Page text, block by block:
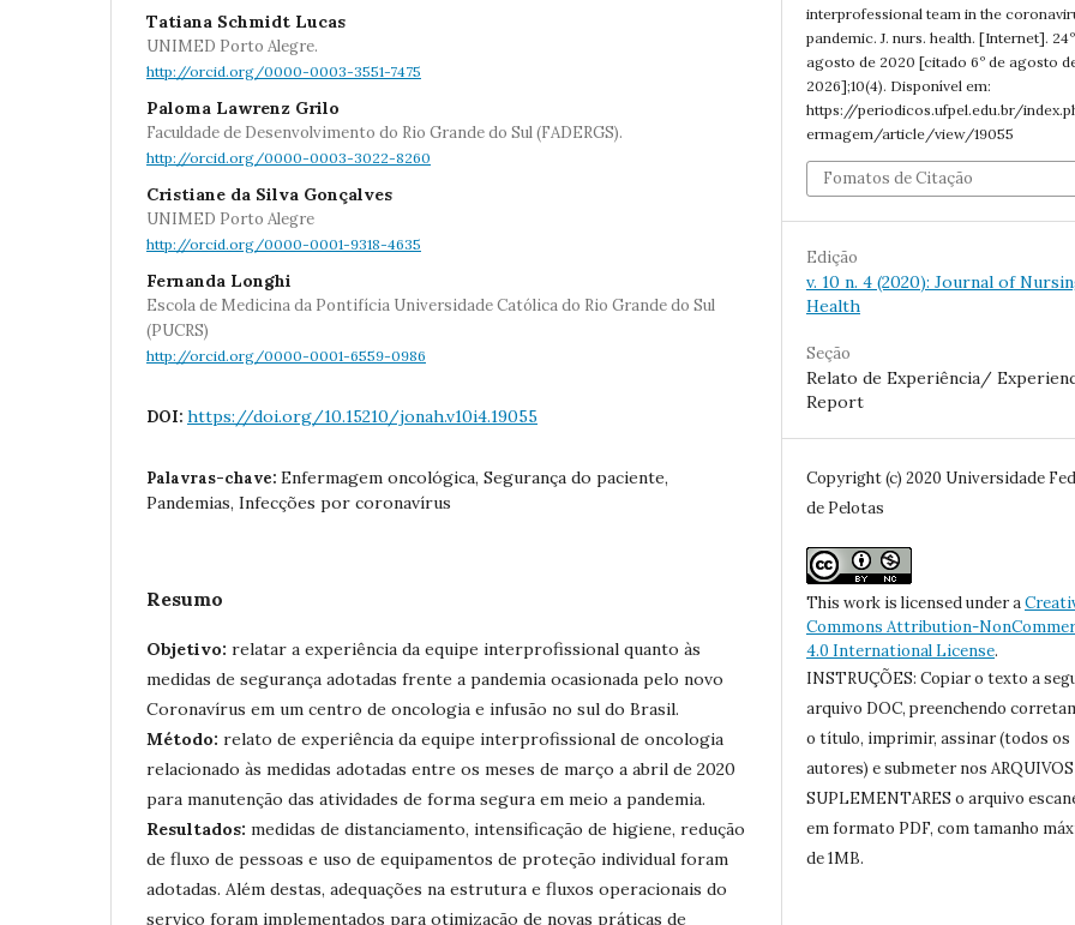
Tatiana Schmidt Lucas
UNIMED Porto Alegre.
http://orcid.org/0000-0003-3551-7475
Paloma Lawrenz Grilo
Faculdade de Desenvolvimento do Rio Grande do Sul (FADERGS).
http://orcid.org/0000-0003-3022-8260
Cristiane da Silva Gonçalves
UNIMED Porto Alegre
http://orcid.org/0000-0001-9318-4635
Fernanda Longhi
Escola de Medicina da Pontifícia Universidade Católica do Rio Grande do Sul
(PUCRS)
http://orcid.org/0000-0001-6559-0986
DOI: https://doi.org/10.15210/jonah.v10i4.19055
Palavras-chave: Enfermagem oncológica, Segurança do paciente,
Pandemias, Infecções por coronavírus
Resumo
Objetivo: relatar a experiência da equipe interprofissional quanto às
medidas de segurança adotadas frente a pandemia ocasionada pelo novo
Coronavírus em um centro de oncologia e infusão no sul do Brasil.
Método: relato de experiência da equipe interprofissional de oncologia
relacionado às medidas adotadas entre os meses de março a abril de 2020
para manutenção das atividades de forma segura em meio a pandemia.
Resultados: medidas de distanciamento, intensificação de higiene, redução
de fluxo de pessoas e uso de equipamentos de proteção individual foram
adotadas. Além destas, adequações na estrutura e fluxos operacionais do
serviço foram implementados para otimização de novas práticas de
interprofessional team in the
pandemic. J. nurs. health. [Internet].
agosto de 2020 [citado 6º de agosto
2026];10(4). Disponível em:
https://periodicos.ufpel.edu.br/
ermagem/article/view/19055
Fomatos de Citação
Edição
v. 10 n. 4 (2020): Journal of
Health
Seção
Relato de Experiência/
Report
Copyright (c) 2020 Universidade
de Pelotas
This work is licensed under a
Commons Attribution-
4.0 International License.
INSTRUÇÕES: Copiar o texto a
arquivo DOC, preenchendo
o título, imprimir, assinar (todos os
autores) e submeter nos ARQUIVOS
SUPLEMENTARES o arquivo
em formato PDF, com tamanho
de 1MB.